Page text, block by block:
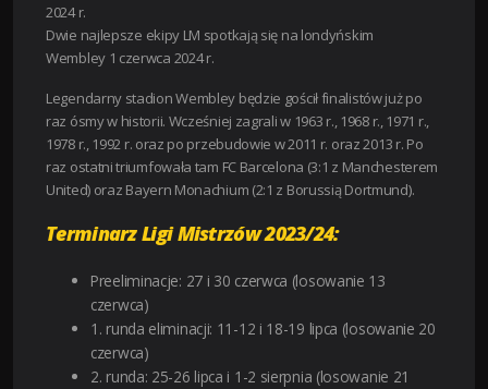
2024 r.
Dwie najlepsze ekipy LM spotkają się na londyńskim
Wembley 1 czerwca 2024 r.
Legendarny stadion Wembley będzie gościł finalistów już po
raz ósmy w historii. Wcześniej zagrali w 1963 r., 1968 r., 1971 r.,
1978 r., 1992 r. oraz po przebudowie w 2011 r. oraz 2013 r. Po
raz ostatni triumfowała tam FC Barcelona (3:1 z Manchesterem
United) oraz Bayern Monachium (2:1 z Borussią Dortmund).
Terminarz Ligi Mistrzów 2023/24:
Preeliminacje: 27 i 30 czerwca (losowanie 13
czerwca)
1. runda eliminacji: 11-12 i 18-19 lipca (losowanie 20
czerwca)
2. runda: 25-26 lipca i 1-2 sierpnia (losowanie 21